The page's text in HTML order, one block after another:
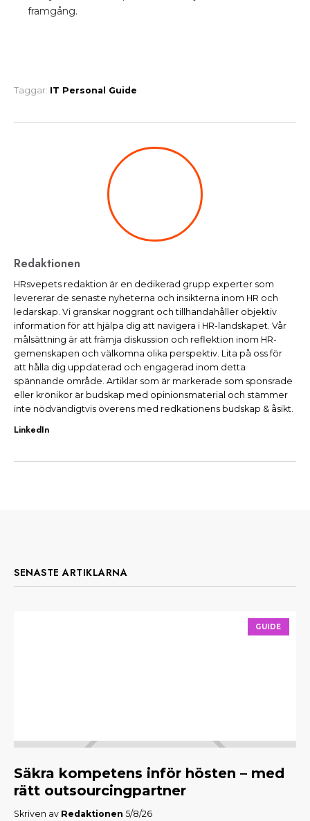
framgång.
Taggar: IT Personal Guide
Redaktionen
HRsvepets redaktion är en dedikerad grupp experter som
levererar de senaste nyheterna och insikterna inom HR och
ledarskap. Vi granskar noggrant och tillhandahåller objektiv
information för att hjälpa dig att navigera i HR-landskapet. Vår
målsättning är att främja diskussion och reflektion inom HR-
gemenskapen och välkomna olika perspektiv. Lita på oss för
att hålla dig uppdaterad och engagerad inom detta
spännande område. Artiklar som är markerade som sponsrade
eller krönikor är budskap med opinionsmaterial och stämmer
inte nödvändigtvis överens med redkationens budskap & åsikt.
LinkedIn
SENASTE ARTIKLARNA
GUIDE
Säkra kompetens inför hösten – med
rätt outsourcingpartner
Skriven av Redaktionen 5/8/26